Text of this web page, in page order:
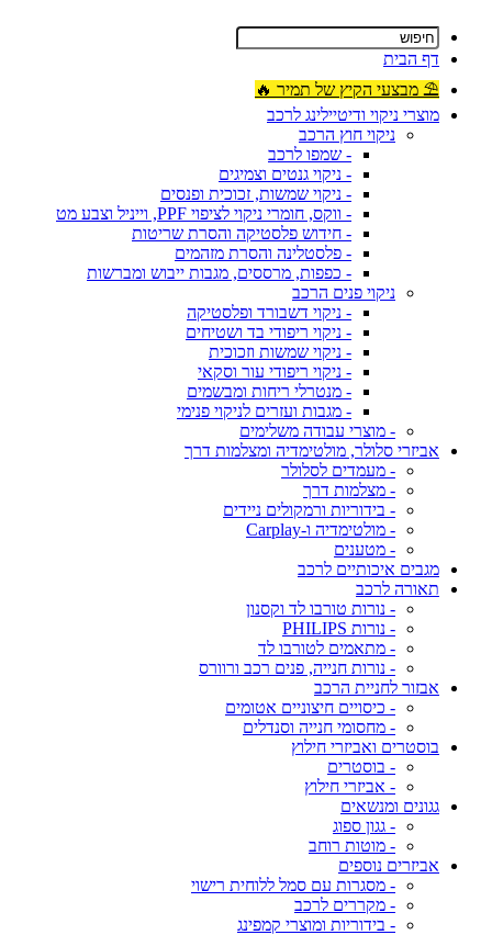
דף הבית
⛱ מבצעי הקיץ של תמיר 🔥
מוצרי ניקוי ודיטיילינג לרכב
ניקוי חוץ הרכב
- שמפו לרכב
- ניקוי גנטים וצמיגים
- ניקוי שמשות, זכוכית ופנסים
- ווקס, חומרי ניקוי לציפוי PPF, וייניל וצבע מט
- חידוש פלסטיקה והסרת שריטות
- פלסטלינה והסרת מזהמים
- כפפות, מרססים, מגבות ייבוש ומברשות
ניקוי פנים הרכב
- ניקוי דשבורד ופלסטיקה
- ניקוי ריפודי בד ושטיחים
- ניקוי שמשות וזכוכית
- ניקוי ריפודי עור וסקאי
- מנטרלי ריחות ומבשמים
- מגבות ועזרים לניקוי פנימי
- מוצרי עבודה משלימים
אביזרי סלולר, מולטימדיה ומצלמות דרך
- מעמדים לסלולר
- מצלמות דרך
- בידוריות ורמקולים ניידים
- מולטימדיה ו-Carplay
- מטענים
מגבים איכותיים לרכב
תאורה לרכב
- נורות טורבו לד וקסנון
- נורות PHILIPS
- מתאמים לטורבו לד
- נורות חנייה, פנים רכב ורוורס
אבזור לחניית הרכב
- כיסויים חיצוניים אטומים
- מחסומי חנייה וסנדלים
בוסטרים ואביזרי חילוץ
- בוסטרים
- אביזרי חילוץ
גגונים ומנשאים
- גגון ספוג
- מוטות רוחב
אביזרים נוספים
- מסגרות עם סמל ללוחית רישוי
- מקררים לרכב
- בידוריות ומוצרי קמפינג